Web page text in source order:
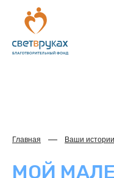
Главная Ваши истории
МОЙ